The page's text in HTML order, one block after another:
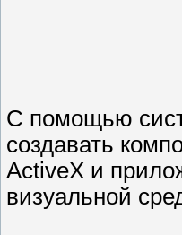
С помощью
создавать
ActiveX и
визуальной